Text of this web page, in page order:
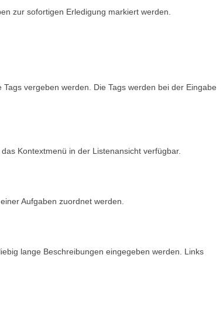
zur sofortigen Erledigung markiert werden.
vergeben werden. Die Tags werden bei der Eingabe
Kontextmenü in der Listenansicht verfügbar.
Aufgaben zuordnet werden.
lange Beschreibungen eingegeben werden. Links